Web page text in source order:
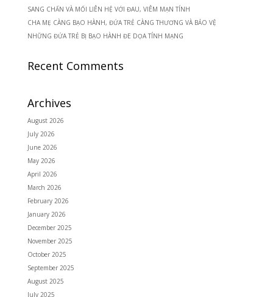
SANG CHẤN VÀ MỐI LIÊN HỆ VỚI ĐAU, VIÊM MẠN TÍNH
CHA MẸ CÀNG BẠO HÀNH, ĐỨA TRẺ CÀNG THƯƠNG VÀ BẢO VỆ
NHỮNG ĐỨA TRẺ BỊ BẠO HÀNH ĐE DỌA TÍNH MẠNG
Recent Comments
Archives
August 2026
July 2026
June 2026
May 2026
April 2026
March 2026
February 2026
January 2026
December 2025
November 2025
October 2025
September 2025
August 2025
July 2025